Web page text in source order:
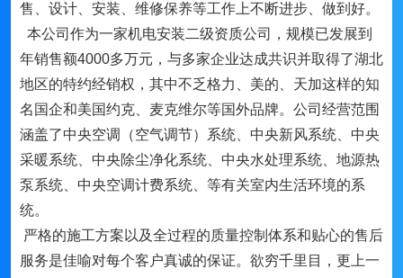
售、设计、安装、维修保养等工作上不断进步、做到好。
本公司作为一家机电安装二级资质公司，规模已发展到
年销售额4000多万元，与多家企业达成共识并取得了湖北
地区的特约经销权，其中不乏格力、美的、天加这样的知
名国企和美国约克、麦克维尔等国外品牌。公司经营范围
涵盖了中央空调（空气调节）系统、中央新风系统、中央
采暖系统、中央除尘净化系统、中央水处理系统、地源热
泵系统、中央空调计费系统、等有关室内生活环境的系
统。
严格的施工方案以及全过程的质量控制体系和贴心的售后
服务是佳喻对每个客户真诚的保证。欲穷千里目，更上一